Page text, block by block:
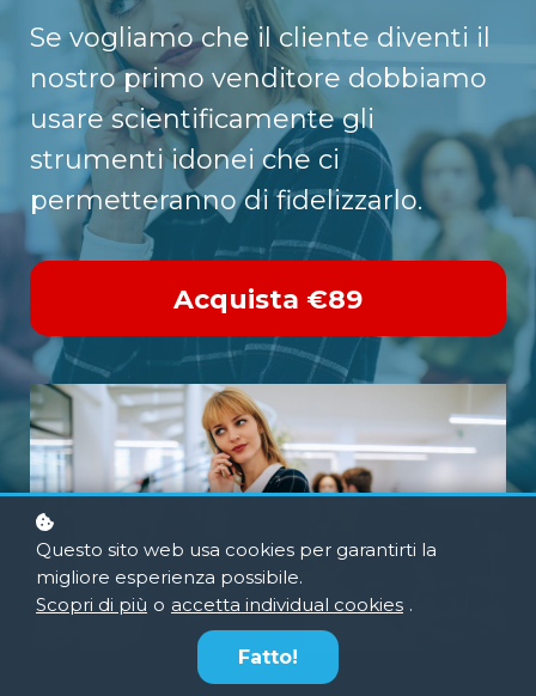
Se vogliamo che il cliente diventi il
nostro primo venditore dobbiamo
usare scientificamente gli
strumenti idonei che ci
permetteranno di fidelizzarlo.
Acquista €89
Questo sito web usa cookies per garantirti la
migliore esperienza possibile.
Scopri di più o accetta individual cookies .
Fatto!